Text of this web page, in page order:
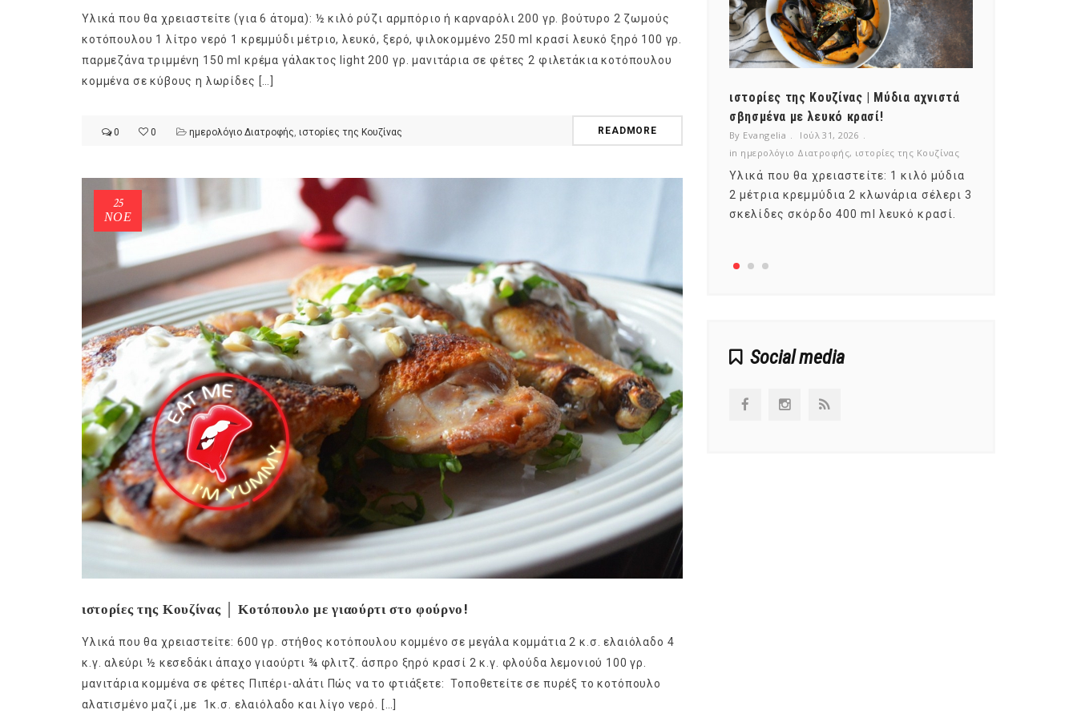
Υλικά που θα χρειαστείτε (για 6 άτομα): ½ κιλό ρύζι αρμπόριο ή καρναρόλι 200 γρ. βούτυρο 2 ζωμούς
κοτόπουλου 1 λίτρο νερό 1 κρεμμύδι μέτριο, λευκό, ξερό, ψιλοκομμένο 250 ml κρασί λευκό ξηρό 100 γρ.
παρμεζάνα τριμμένη 150 ml κρέμα γάλακτος light 200 γρ. μανιτάρια σε φέτες 2 φιλετάκια κοτόπουλου
κομμένα σε κύβους η λωρίδες […]
0 0 ημερολόγιο Διατροφής, ιστορίες της Κουζίνας READMORE
25
ΝΟΈ
ιστορίες της Κουζίνας │ Κοτόπουλο με γιαούρτι στο φούρνο!
Υλικά που θα χρειαστείτε: 600 γρ. στήθος κοτόπουλου κομμένο σε μεγάλα κομμάτια 2 κ.σ. ελαιόλαδο 4
κ.γ. αλεύρι ½ κεσεδάκι άπαχο γιαούρτι ¾ φλιτζ. άσπρο ξηρό κρασί 2 κ.γ. φλούδα λεμονιού 100 γρ.
μανιτάρια κομμένα σε φέτες Πιπέρι-αλάτι Πώς να το φτιάξετε: Τοποθετείτε σε πυρέξ το κοτόπουλο
αλατισμένο μαζί ,με 1κ.σ. ελαιόλαδο και λίγο νερό. […]
By Evangelia
Ιούλ 30, 2026
Σύμφωνα με τους βοτανολόγους (είναι
αυτοί που μελετούν τα φυτά), το φρούτο
είναι το μέρος του φυτού που
αναπτύσσεται από.
το πεπόνι περιέχει πολλές βιταμίνες;
Ανάλογα με την ποικιλία τα πεπόνια
ιστορίες της Κουζίνας | Μύδια αχνιστά
σβησμένα με λευκό κρασί!
By Evangelia
Ιούλ 31, 2026
in ημερολόγιο Διατροφής, ιστορίες της Κουζίνας
Υλικά που θα χρειαστείτε: 1 κιλό μύδια
2 μέτρια κρεμμύδια 2 κλωνάρια σέλερι 3
σκελίδες σκόρδο 400 ml λευκό κρασί.
Social media